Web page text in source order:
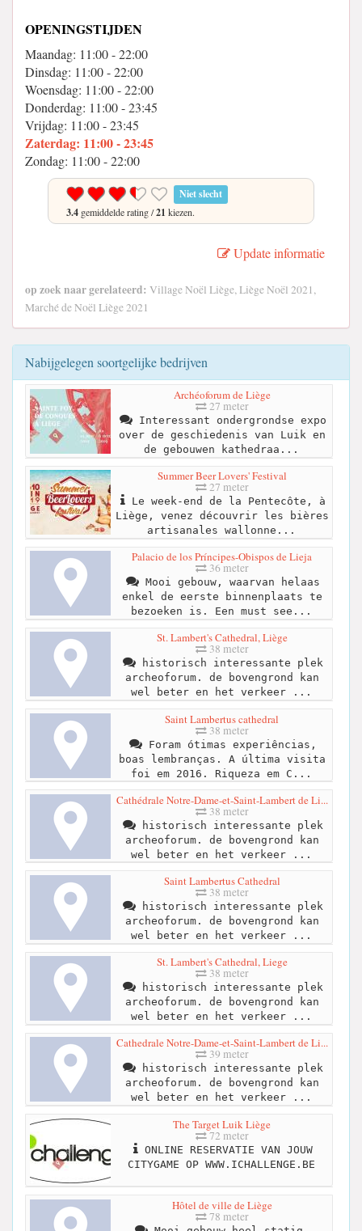
OPENINGSTIJDEN
Maandag: 11:00 - 22:00
Dinsdag: 11:00 - 22:00
Woensdag: 11:00 - 22:00
Donderdag: 11:00 - 23:45
Vrijdag: 11:00 - 23:45
Zaterdag: 11:00 - 23:45
Zondag: 11:00 - 22:00
Niet slecht
3.4 gemiddelde rating /21 kiezen.
Update informatie
op zoek naar gerelateerd: Village Noël Liège, Liège Noël 2021,
Marché de Noël Liège 2021
Nabijgelegen soortgelijke bedrijven
Archéoforum de Liège
27 meter
Interessant ondergrondse expo
over de geschiedenis van Luik en
de gebouwen kathedraa...
Summer Beer Lovers' Festival
27 meter
Le week-end de la Pentecôte, à
Liège, venez découvrir les bières
artisanales wallonne...
Palacio de los Príncipes-Obispos de Lieja
36 meter
Mooi gebouw, waarvan helaas
enkel de eerste binnenplaats te
bezoeken is. Een must see...
St. Lambert's Cathedral, Liège
38 meter
historisch interessante plek
archeoforum. de bovengrond kan
wel beter en het verkeer ...
Saint Lambertus cathedral
38 meter
Foram ótimas experiências,
boas lembranças. A última visita
foi em 2016. Riqueza em C...
Cathédrale Notre-Dame-et-Saint-Lambert de Li...
38 meter
historisch interessante plek
archeoforum. de bovengrond kan
wel beter en het verkeer ...
Saint Lambertus Cathedral
38 meter
historisch interessante plek
archeoforum. de bovengrond kan
wel beter en het verkeer ...
St. Lambert's Cathedral, Liege
38 meter
historisch interessante plek
archeoforum. de bovengrond kan
wel beter en het verkeer ...
Cathedrale Notre-Dame-et-Saint-Lambert de Li...
39 meter
historisch interessante plek
archeoforum. de bovengrond kan
wel beter en het verkeer ...
The Target Luik Liège
72 meter
ONLINE RESERVATIE VAN JOUW
CITYGAME OP WWW.ICHALLENGE.BE
Hôtel de ville de Liège
78 meter